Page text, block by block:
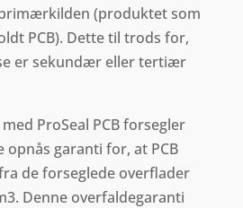
(produktet som
PCB). Dette til trods for,
er sekundær eller tertiær
ProSeal PCB forsegler
opnås garanti for, at PCB
de forseglede overflader
Denne overfaldegaranti